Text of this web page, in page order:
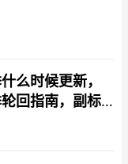
么时候更新，
回指南，副标